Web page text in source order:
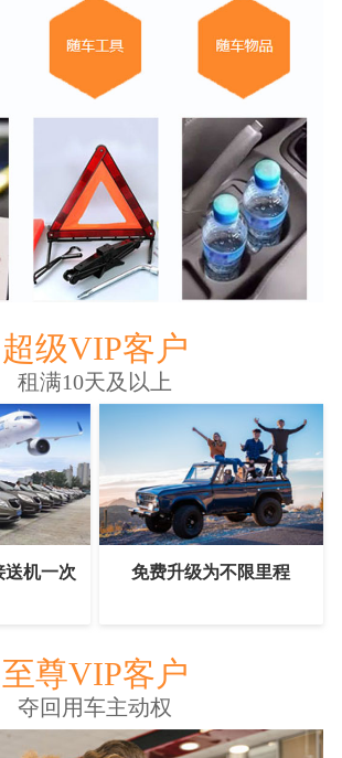
超级VIP客户
租满10天及以上
送机一次 免费升级为不限里程
至尊VIP客户
夺回用车主动权